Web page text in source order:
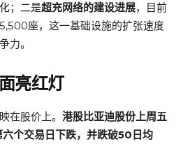
；二是超充网络的建设进展，目前
座，这一基础设施的扩张速度
力。
亮红灯
在股价上。 港股比亚迪股份上周五
个交易日下跌，并跌破50日均